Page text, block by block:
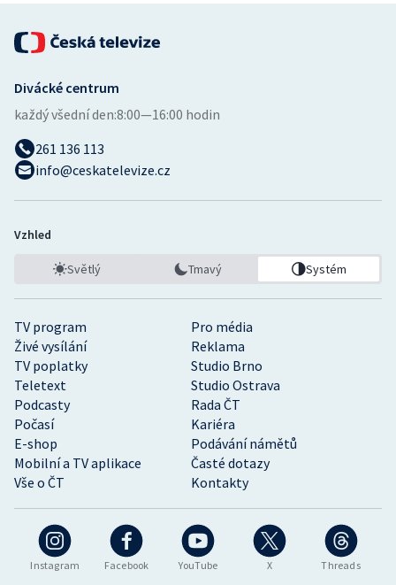
Instagram Facebook YouTube X Threads
TV program
Pro média
Živé vysílání
Reklama
TV poplatky
Studio Brno
Teletext
Studio Ostrava
Podcasty
Rada ČT
Počasí
Kariéra
E-shop
Podávání námětů
Mobilní a TV aplikace
Časté dotazy
Vše o ČT
Kontakty
Divácké centrum
každý všední den:8:00—16:00 hodin
261 136 113
info@ceskatelevize.cz
Vzhled
Světlý Tmavý Systém